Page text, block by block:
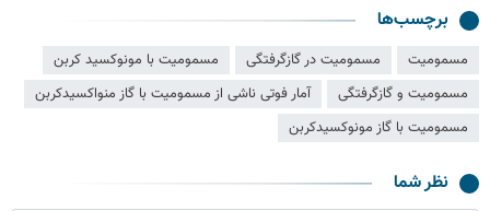
برچسب‌ها
مسموميت مسمومیت در گازگرفتگی
مسمومیت با مونوکسید کربن
مسمومیت و گازگرفتگی
آمار فوتی ناشی از مسمومیت با گاز منواکسیدکربن
مسمومیت با گاز مونوکسیدکربن
نظر شما